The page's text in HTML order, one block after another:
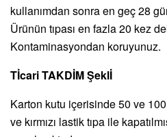
kullanımdan sonra en geç 28
Ürünün tıpası en fazla 20 kez
Kontaminasyondan koruyunuz.
Tİcari TAKDİM Şeklİ
Karton kutu içerisinde 50 ve
ve kırmızı lastik tıpa ile